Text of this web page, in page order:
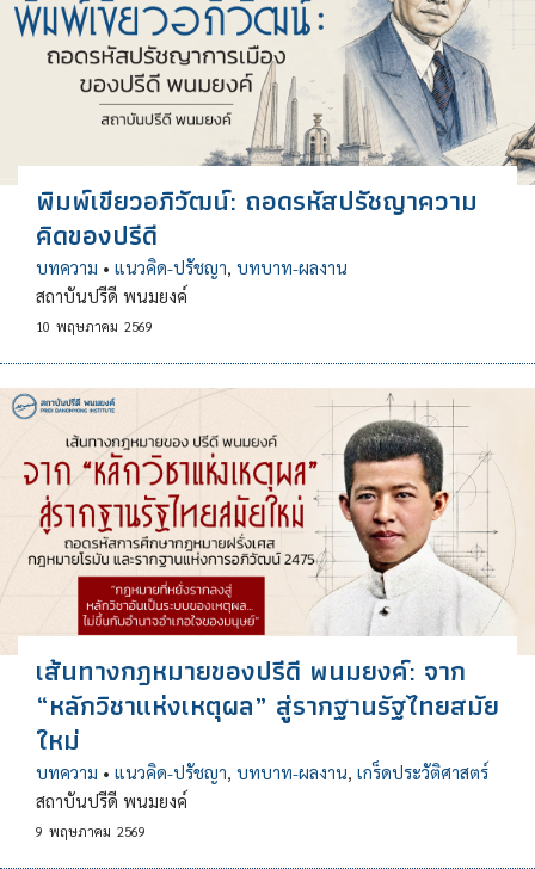
พิมพ์เขียวอภิวัฒน์: ถอดรหัสปรัชญาความ
คิดของปรีดี
บทความ • แนวคิด-ปรัชญา, บทบาท-ผลงาน
สถาบันปรีดี พนมยงค์
10 พฤษภาคม 2569
เส้นทางกฎหมายของปรีดี พนมยงค์: จาก
“หลักวิชาแห่งเหตุผล” สู่รากฐานรัฐไทยสมัย
ใหม่
บทความ • แนวคิด-ปรัชญา, บทบาท-ผลงาน, เกร็ดประวัติศาสตร์
สถาบันปรีดี พนมยงค์
9 พฤษภาคม 2569